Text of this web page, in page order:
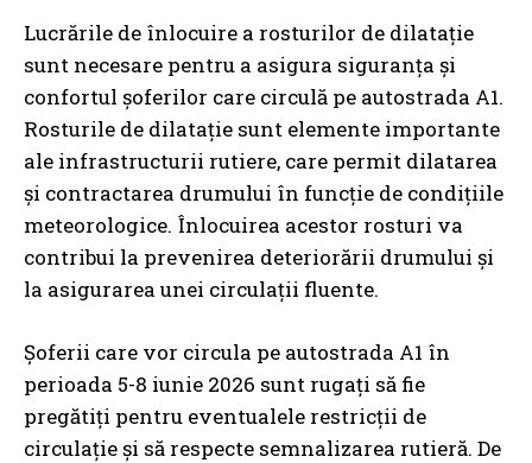
Lucrările de înlocuire a rosturilor de dilatație
sunt necesare pentru a asigura siguranța și
confortul șoferilor care circulă pe autostrada A1.
Rosturile de dilatație sunt elemente importante
ale infrastructurii rutiere, care permit dilatarea
și contractarea drumului în funcție de condițiile
meteorologice. Înlocuirea acestor rosturi va
contribui la prevenirea deteriorării drumului și
la asigurarea unei circulații fluente.
Șoferii care vor circula pe autostrada A1 în
perioada 5-8 iunie 2026 sunt rugați să fie
pregătiți pentru eventualele restricții de
circulație și să respecte semnalizarea rutieră. De